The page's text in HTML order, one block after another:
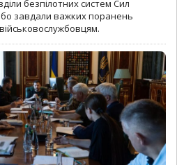
безпілотних систем Сил
завдали важких поранень